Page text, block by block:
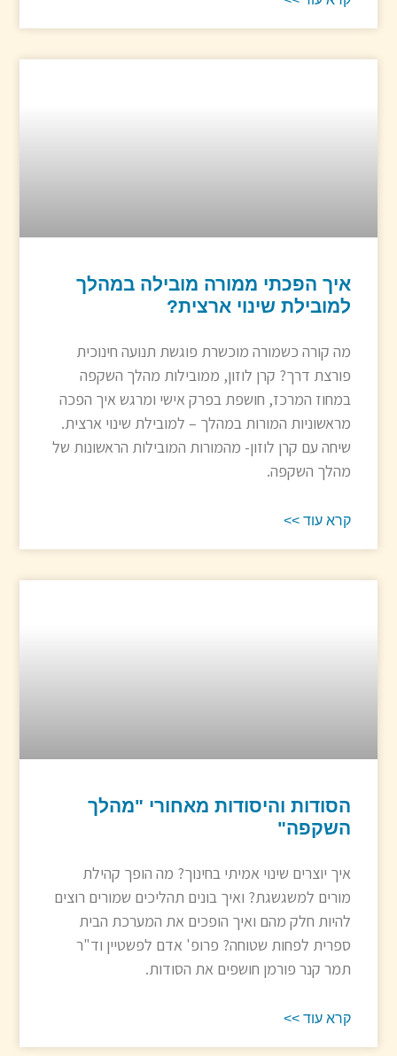
איך הפכתי ממורה מובילה במהלך
למובילת שינוי ארצית?
מה קורה כשמורה מוכשרת פוגשת תנועה חינוכית
פורצת דרך? קרן לוזון, ממובילות מהלך השקפה
במחוז המרכז, חושפת בפרק אישי ומרגש איך הפכה
מראשוניות המורות במהלך – למובילת שינוי ארצית.
שיחה עם קרן לוזון- מהמורות המובילות הראשונות של
מהלך השקפה.
קרא עוד >>
הסודות והיסודות מאחורי "מהלך
השקפה"
איך יוצרים שינוי אמיתי בחינוך? מה הופך קהילת
מורים למשגשגת? ואיך בונים תהליכים שמורים רוצים
להיות חלק מהם ואיך הופכים את המערכת הבית
ספרית לפחות שטוחה? פרופ' אדם לפשטיין וד"ר
תמר קנר פורמן חושפים את הסודות.
קרא עוד >>